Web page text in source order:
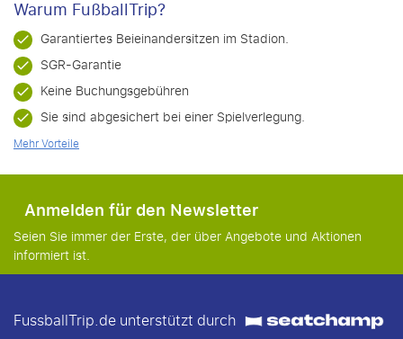
Warum FußballTrip?
Garantiertes Beieinandersitzen im Stadion.
SGR-Garantie
Keine Buchungsgebühren
Sie sind abgesichert bei einer Spielverlegung.
Mehr Vorteile
Anmelden für den Newsletter
Seien Sie immer der Erste, der über Angebote und Aktionen
informiert ist.
FussballTrip.de unterstützt durch